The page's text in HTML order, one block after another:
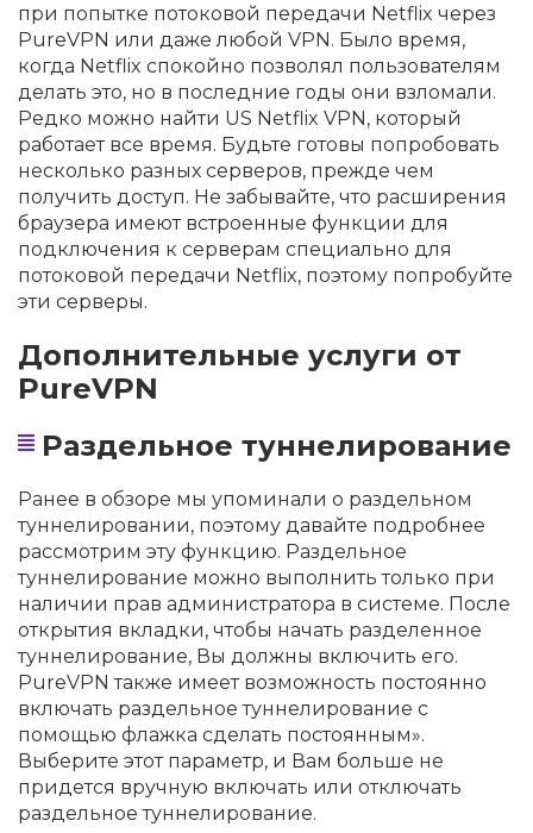
при попытке потоковой передачи Netflix через
PureVPN или даже любой VPN. Было время,
когда Netflix спокойно позволял пользователям
делать это, но в последние годы они взломали.
Редко можно найти US Netflix VPN, который
работает все время. Будьте готовы попробовать
несколько разных серверов, прежде чем
получить доступ. Не забывайте, что расширения
браузера имеют встроенные функции для
подключения к серверам специально для
потоковой передачи Netflix, поэтому попробуйте
эти серверы.
Дополнительные услуги от
PureVPN
Раздельное туннелирование
Ранее в обзоре мы упоминали о раздельном
туннелировании, поэтому давайте подробнее
рассмотрим эту функцию. Раздельное
туннелирование можно выполнить только при
наличии прав администратора в системе. После
открытия вкладки, чтобы начать разделенное
туннелирование, Вы должны включить его.
PureVPN также имеет возможность постоянно
включать раздельное туннелирование с
помощью флажка сделать постоянным».
Выберите этот параметр, и Вам больше не
придется вручную включать или отключать
раздельное туннелирование.